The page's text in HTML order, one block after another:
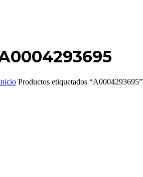
Productos etiquetados “A0004293695”